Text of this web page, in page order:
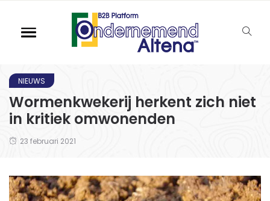
NIEUWS
Wormenkwekerij herkent zich niet
in kritiek omwonenden
23 februari 2021